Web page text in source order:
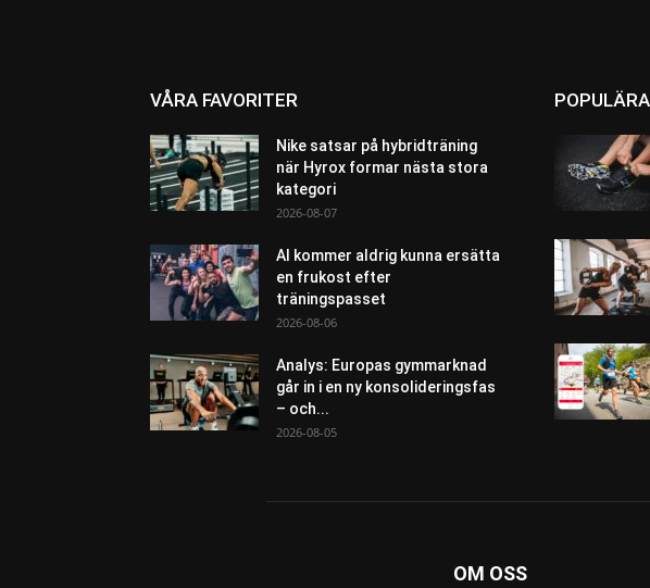
VÅRA FAVORITER
Nike satsar på hybridträning
när Hyrox formar nästa stora
kategori
2026-08-07
AI kommer aldrig kunna ersätta
en frukost efter
träningspasset
2026-08-06
Analys: Europas gymmarknad
går in i en ny konsolideringsfas
– och...
2026-08-05
OM OSS